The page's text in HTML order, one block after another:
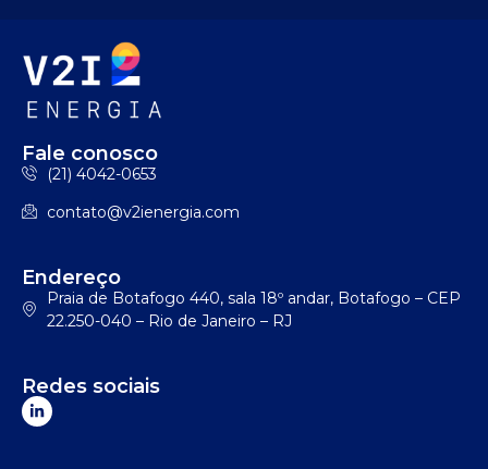
Fale conosco
(21) 4042-0653
contato@v2ienergia.com
Endereço
Praia de Botafogo 440, sala 18º andar, Botafogo – CEP
22.250-040 – Rio de Janeiro – RJ
Redes sociais